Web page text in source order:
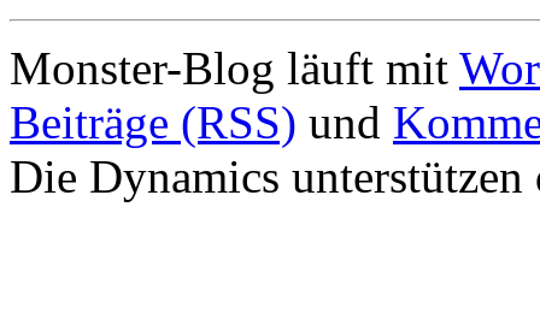
Monster-Blog läuft mit
Beiträge (RSS) und
Die Dynamics